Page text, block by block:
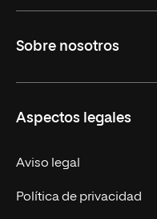
Carreras
Sobre nosotros
Nuestro Equipo
Trabaja en UNIR
Actualidad
Aspectos legales
Aviso legal
Política de privacidad